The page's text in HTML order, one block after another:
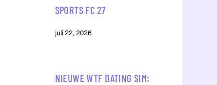
SPORTS FC 27
juli 22, 2026
NIEUWE WTF DATING SIM: